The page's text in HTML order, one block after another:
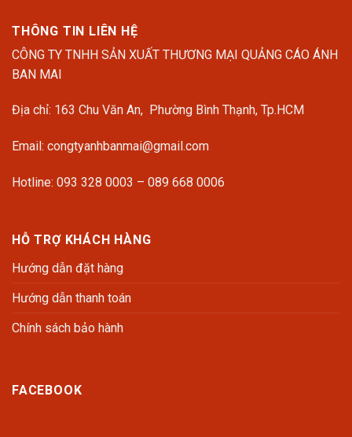
THÔNG TIN LIÊN HỆ
CÔNG TY TNHH SẢN XUẤT THƯƠNG MẠI QUẢNG CÁO ÁNH
BAN MAI
Địa chỉ: 163 Chu Văn An, Phường Bình Thạnh, Tp.HCM
Email: congtyanhbanmai@gmail.com
Hotline: 093 328 0003 – 089 668 0006
HỖ TRỢ KHÁCH HÀNG
Hướng dẫn đặt hàng
Hướng dẫn thanh toán
Chính sách bảo hành
FACEBOOK